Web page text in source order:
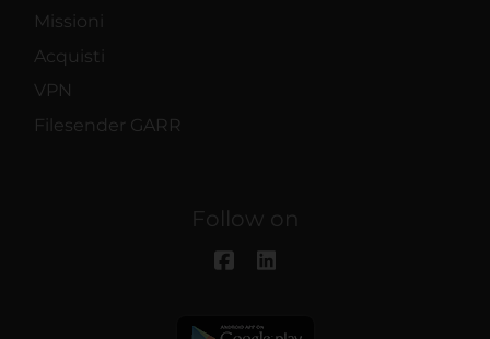
Missioni
Acquisti
VPN
Filesender GARR
Follow on